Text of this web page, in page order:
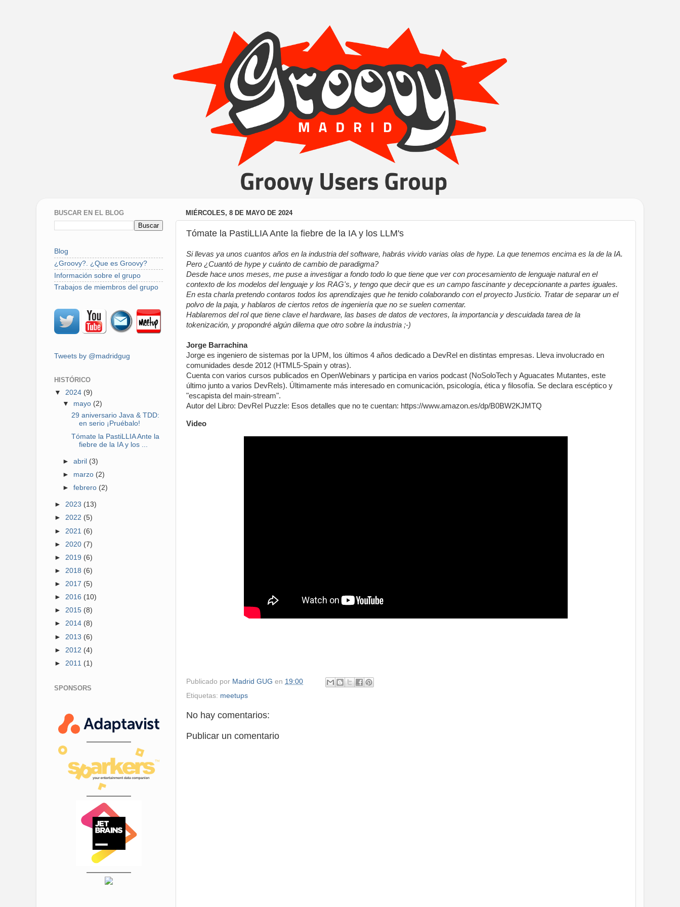
MIÉRCOLES, 8 DE MAYO DE 2024
Tómate la PastiLLIA Ante la fiebre de la IA y los LLM's
Si llevas ya unos cuantos años en la industria del software, habrás vivido varias olas de hype. La que tenemos encima es la de la IA.
Pero ¿Cuantó de hype y cuánto de cambio de paradigma?
Desde hace unos meses, me puse a investigar a fondo todo lo que tiene que ver con procesamiento de lenguaje natural en el
contexto de los modelos del lenguaje y los RAG's, y tengo que decir que es un campo fascinante y decepcionante a partes iguales.
En esta charla pretendo contaros todos los aprendizajes que he tenido colaborando con el proyecto Justicio. Tratar de separar un el
polvo de la paja, y hablaros de ciertos retos de ingeniería que no se suelen comentar.
Hablaremos del rol que tiene clave el hardware, las bases de datos de vectores, la importancia y descuidada tarea de la
tokenización, y propondré algún dilema que otro sobre la industria ;-)
Jorge Barrachina
Jorge es ingeniero de sistemas por la UPM, los últimos 4 años dedicado a DevRel en distintas empresas. Lleva involucrado en
comunidades desde 2012 (HTML5-Spain y otras).
Cuenta con varios cursos publicados en OpenWebinars y participa en varios podcast (NoSoloTech y Aguacates Mutantes, este
último junto a varios DevRels). Últimamente más interesado en comunicación, psicología, ética y filosofía. Se declara escéptico y
"escapista del main-stream".
Autor del Libro: DevRel Puzzle: Esos detalles que no te cuentan: https://www.amazon.es/dp/B0BW2KJMTQ
Video
Publicado por Madrid GUG en 19:00
Etiquetas: meetups
No hay comentarios:
Publicar un comentario
BUSCAR EN EL BLOG
Blog
¿Groovy?. ¿Que es Groovy?
Información sobre el grupo
Trabajos de miembros del grupo
Tweets by @madridgug
HISTÓRICO
▼ 2024 (9)
▼ mayo (2)
29 aniversario Java & TDD:
en serio ¡Pruébalo!
Tómate la PastiLLIA Ante la
fiebre de la IA y los ...
►abril (3)
► marzo (2)
►febrero (2)
► 2023 (13)
► 2022 (5)
► 2021 (6)
► 2020 (7)
► 2019 (6)
► 2018 (6)
► 2017 (5)
► 2016 (10)
► 2015 (8)
► 2014 (8)
► 2013 (6)
► 2012 (4)
► 2011 (1)
SPONSORS